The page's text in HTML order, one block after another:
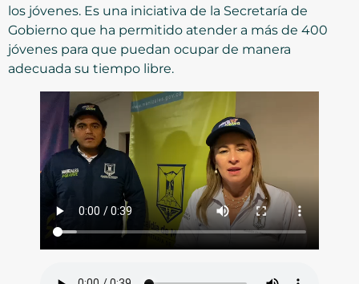
los jóvenes. Es una iniciativa de la Secretaría de
Gobierno que ha permitido atender a más de 400
jóvenes para que puedan ocupar de manera
adecuada su tiempo libre.